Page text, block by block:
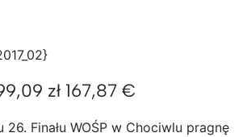
zł 167,87 €
26. Finału WOŚP w Chociwlu pragnę